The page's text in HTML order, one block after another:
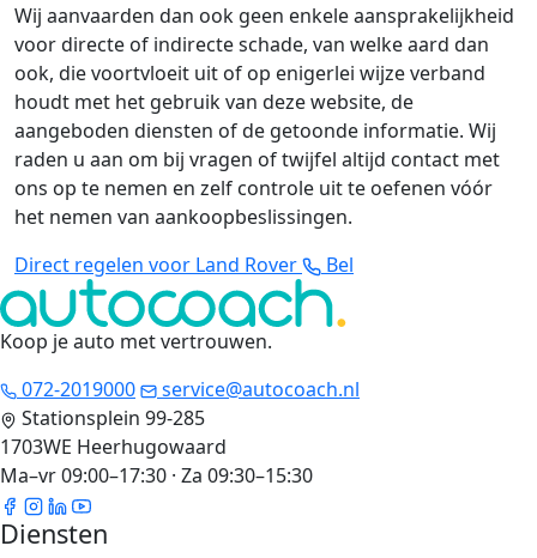
Wij aanvaarden dan ook geen enkele aansprakelijkheid
voor directe of indirecte schade, van welke aard dan
ook, die voortvloeit uit of op enigerlei wijze verband
houdt met het gebruik van deze website, de
aangeboden diensten of de getoonde informatie. Wij
raden u aan om bij vragen of twijfel altijd contact met
ons op te nemen en zelf controle uit te oefenen vóór
het nemen van aankoopbeslissingen.
Direct regelen voor Land Rover
Bel
Koop je auto met vertrouwen.
072-2019000
service@autocoach.nl
Stationsplein 99-285
1703WE Heerhugowaard
Ma–vr 09:00–17:30 · Za 09:30–15:30
Diensten